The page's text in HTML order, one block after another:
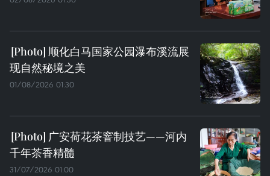
顺化白马国家公园瀑布溪流展
现自然秘境之美
01/08/2026 01:30
广安荷花茶窨制技艺——河内
千年茶香精髓
31/07/2026 01:00